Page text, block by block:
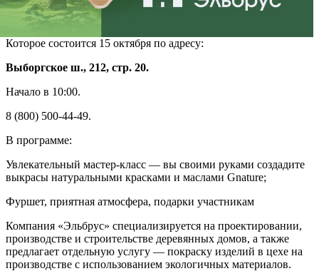
Которое состоится 15 октября по адресу:
Выборгское ш., 212, стр. 20.
Начало в 10:00.
8 (800) 500-44-49.
В программе:
Увлекательный мастер-класс — вы своими руками создадите
выкрасы натуральными красками и маслами Gnature;
Фуршет, приятная атмосфера, подарки участникам
Компания «Эльбрус» специализируется на проектировании,
производстве и строительстве деревянных домов, а также
предлагает отдельную услугу — покраску изделий в цехе на
производстве с использованием экологичных материалов.